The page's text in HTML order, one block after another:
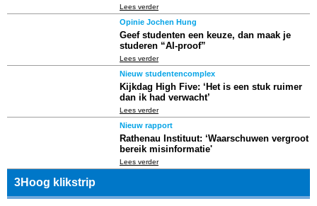
Lees verder
Opinie Jochen Hung
Geef studenten een keuze, dan maak je
studeren “AI-proof”
Lees verder
Nieuw studentencomplex
Kijkdag High Five: ‘Het is een stuk ruimer
dan ik had verwacht’
Lees verder
Nieuw rapport
Rathenau Instituut: ‘Waarschuwen vergroot
bereik misinformatie'
Lees verder
3Hoog klikstrip